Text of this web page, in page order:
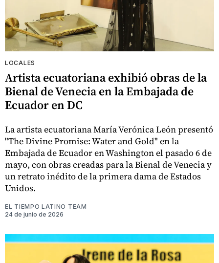
LOCALES
Artista ecuatoriana exhibió obras de la
Bienal de Venecia en la Embajada de
Ecuador en DC
La artista ecuatoriana María Verónica León presentó
"The Divine Promise: Water and Gold" en la
Embajada de Ecuador en Washington el pasado 6 de
mayo, con obras creadas para la Bienal de Venecia y
un retrato inédito de la primera dama de Estados
Unidos.
EL TIEMPO LATINO TEAM
24 de junio de 2026